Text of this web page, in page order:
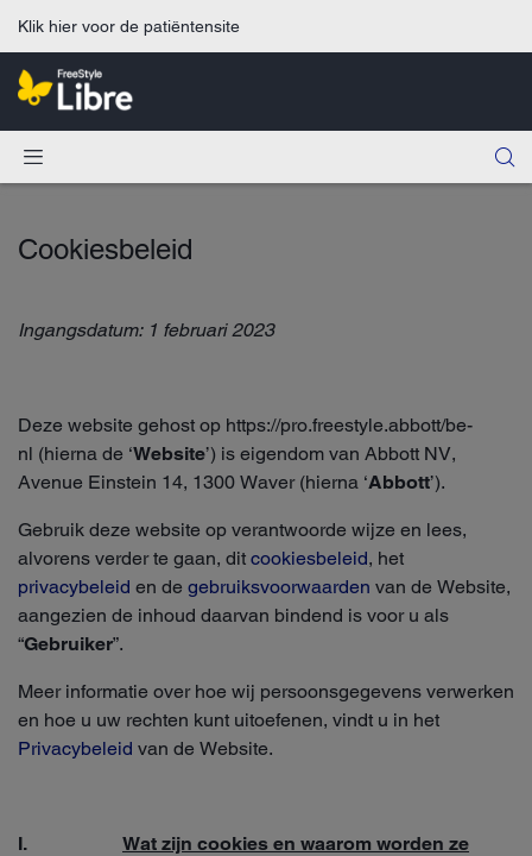
Klik hier voor de patiëntensite
Cookiesbeleid
Ingangsdatum: 1 februari 2023
Deze website gehost op https://pro.freestyle.abbott/be-
nl (hierna de ‘Website’) is eigendom van Abbott NV,
Avenue Einstein 14, 1300 Waver (hierna ‘Abbott’).
Gebruik deze website op verantwoorde wijze en lees,
alvorens verder te gaan, dit cookiesbeleid, het
privacybeleid en de gebruiksvoorwaarden van de Website,
aangezien de inhoud daarvan bindend is voor u als
“Gebruiker”.
Meer informatie over hoe wij persoonsgegevens verwerken
en hoe u uw rechten kunt uitoefenen, vindt u in het
Privacybeleid van de Website.
I. Wat zijn cookies en waarom worden ze